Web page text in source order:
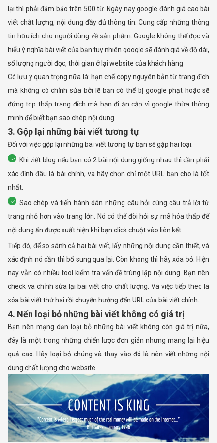
lại thì phải đảm bảo trên 500 từ. Ngày nay google đánh giá cao bài
viết chất lượng, nội dung đầy đủ thông tin. Cung cấp những thông
tin hữu ích cho người dùng về sản phẩm. Google không thể đọc và
hiểu ý nghĩa bài viết của bạn tuy nhiên google sẽ đánh giá về độ dài,
số lượng người đọc, thời gian ở lại website của khách hàng
Có lưu ý quan trọng nữa là: hạn chế copy nguyên bản từ trang đích
mà không có chỉnh sửa bởi lẽ bạn có thể bị google phạt hoặc sẽ
đứng top thấp trang đích mà bạn đi ăn cắp vì google thừa thông
minh để biết bạn sao chép nội dung.
3. Gộp lại những bài viết tương tự
Đối với việc gộp lại những bài viết tương tự bạn sẽ gặp hai loại:
Khi viết blog nếu bạn có 2 bài nội dung giống nhau thì cần phải
xác định đâu là bài chính, và hãy chọn chỉ một URL bạn cho là tốt
nhất.
Sao chép và tiến hành dán những câu hỏi cùng câu trả lời từ
trang nhỏ hơn vào trang lớn. Nó có thể đòi hỏi sự mã hóa thấp để
nội dung ẩn được xuất hiện khi bạn click chuột vào liên kết.
Tiếp đó, để so sánh cả hai bài viết, lấy những nội dung cần thiết, và
xác định nó cần thì bổ sung qua lại. Còn không thì hãy xóa bỏ. Hiện
nay vẫn có nhiều tool kiểm tra vấn đề trùng lặp nội dung. Bạn nên
check và chỉnh sửa lại bài viết cho chất lượng. Và việc tiếp theo là
xóa bài viết thứ hai rồi chuyển hướng đến URL của bài viết chính.
4. Nến loại bỏ những bài viết không có giá trị
Bạn nên mạng dạn loại bỏ những bài viết không còn giá trị nữa,
đây là một trong những chiến lược đơn giản nhưng mang lại hiệu
quả cao. Hãy loại bỏ chúng và thay vào đó là nên viết những nội
dung chất lượng cho website